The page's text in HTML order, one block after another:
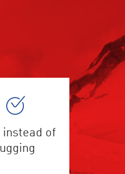
instead of